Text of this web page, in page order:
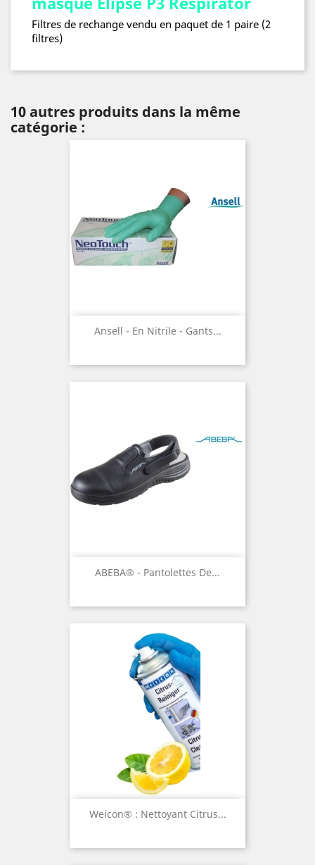
Filtres de rechange vendu en paquet de 1 paire (2
filtres)
10 autres produits dans la même
catégorie :
Ansell - En Nitrile - Gants...
ABEBA® - Pantolettes De...
Weicon® : Nettoyant Citrus...